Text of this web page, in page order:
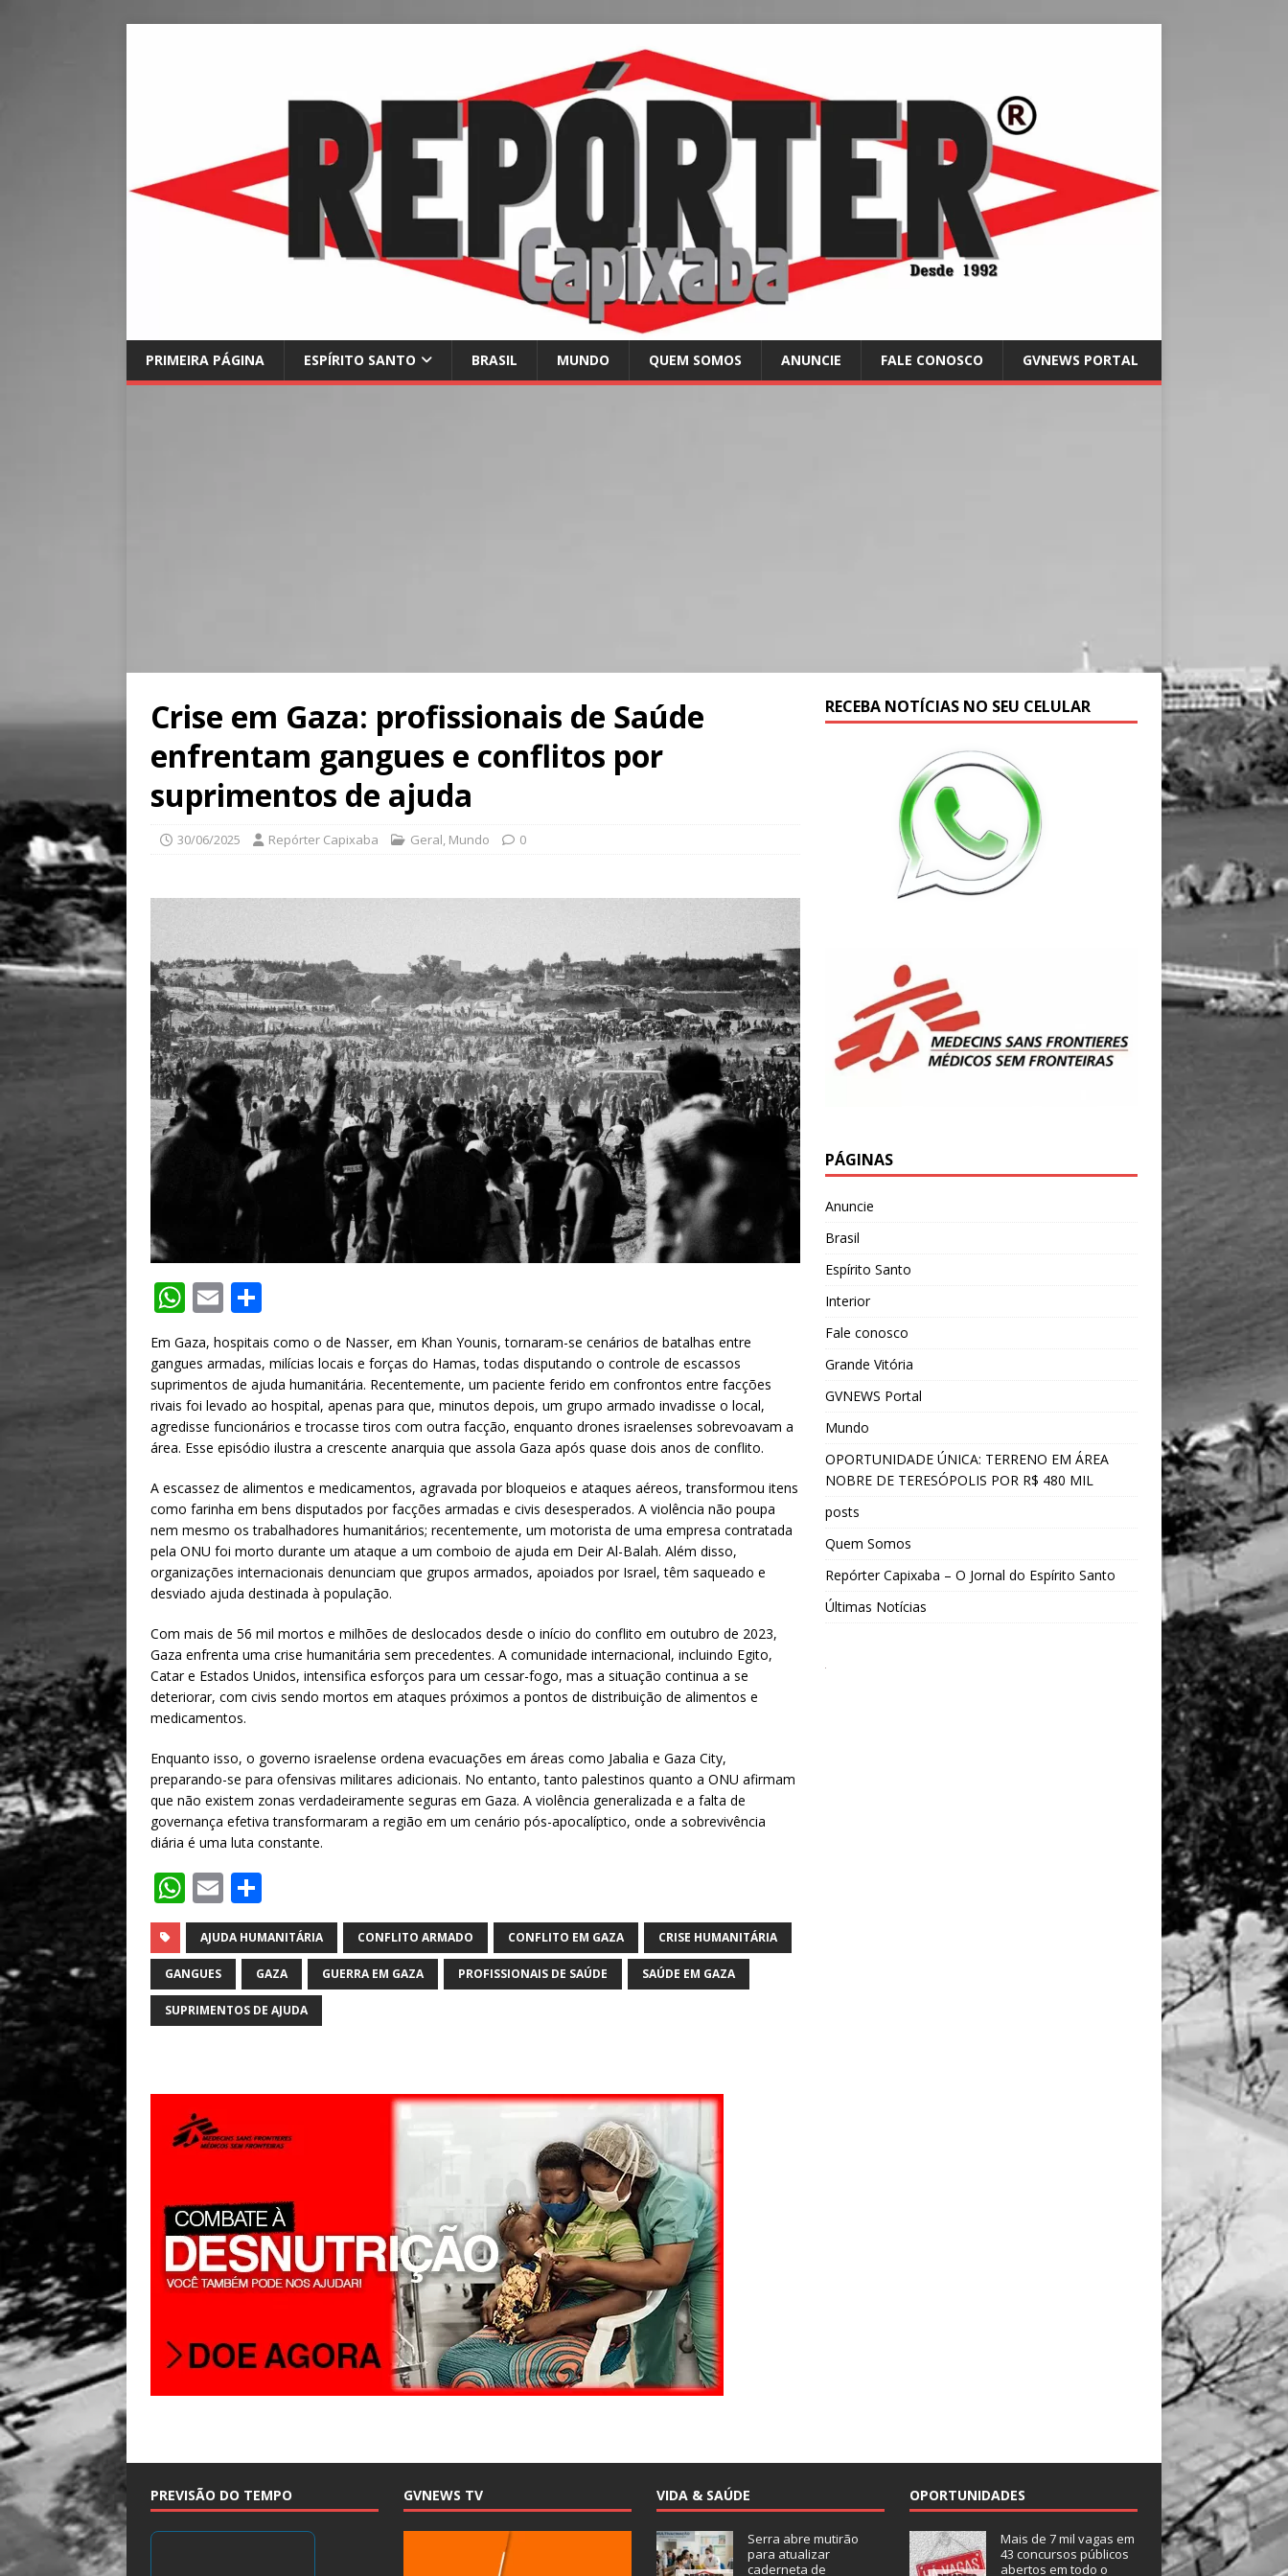
PRIMEIRA PÁGINA ESPÍRITO SANTO BRASIL MUNDO QUEM SOMOS ANUNCIE FALE CONOSCO GVNEWS PORTAL
Crise em Gaza: profissionais de Saúde
enfrentam gangues e conflitos por
suprimentos de ajuda
30/06/2025 Repórter Capixaba Geral, Mundo 0
W
at
s
A
p
p
E
m
ai
l
ar
e
Em Gaza, hospitais como o de Nasser, em Khan Younis, tornaram-se cenários de batalhas entre
gangues armadas, milícias locais e forças do Hamas, todas disputando o controle de escassos
suprimentos de ajuda humanitária. Recentemente, um paciente ferido em confrontos entre facções
rivais foi levado ao hospital, apenas para que, minutos depois, um grupo armado invadisse o local,
agredisse funcionários e trocasse tiros com outra facção, enquanto drones israelenses sobrevoavam a
área. Esse episódio ilustra a crescente anarquia que assola Gaza após quase dois anos de conflito.
A escassez de alimentos e medicamentos, agravada por bloqueios e ataques aéreos, transformou itens
como farinha em bens disputados por facções armadas e civis desesperados. A violência não poupa
nem mesmo os trabalhadores humanitários; recentemente, um motorista de uma empresa contratada
pela ONU foi morto durante um ataque a um comboio de ajuda em Deir Al-Balah. Além disso,
organizações internacionais denunciam que grupos armados, apoiados por Israel, têm saqueado e
desviado ajuda destinada à população.
Com mais de 56 mil mortos e milhões de deslocados desde o início do conflito em outubro de 2023,
Gaza enfrenta uma crise humanitária sem precedentes. A comunidade internacional, incluindo Egito,
Catar e Estados Unidos, intensifica esforços para um cessar-fogo, mas a situação continua a se
deteriorar, com civis sendo mortos em ataques próximos a pontos de distribuição de alimentos e
medicamentos.
Enquanto isso, o governo israelense ordena evacuações em áreas como Jabalia e Gaza City,
preparando-se para ofensivas militares adicionais. No entanto, tanto palestinos quanto a ONU afirmam
que não existem zonas verdadeiramente seguras em Gaza. A violência generalizada e a falta de
governança efetiva transformaram a região em um cenário pós-apocalíptico, onde a sobrevivência
diária é uma luta constante.
W
h
at
s
A
E
m
ai
l
h
ar
e
AJUDA HUMANITÁRIA CONFLITO ARMADO CONFLITO EM GAZA CRISE HUMANITÁRIA
GANGUES GAZA GUERRA EM GAZA PROFISSIONAIS DE SAÚDE SAÚDE EM GAZA
SUPRIMENTOS DE AJUDA
RECEBA NOTÍCIAS NO SEU CELULAR
PÁGINAS
Anuncie
Brasil
Espírito Santo
Interior
Fale conosco
Grande Vitória
GVNEWS Portal
Mundo
OPORTUNIDADE ÚNICA: TERRENO EM ÁREA
NOBRE DE TERESÓPOLIS POR R$ 480 MIL
posts
Quem Somos
Repórter Capixaba – O Jornal do Espírito Santo
Últimas Notícias
PREVISÃO DO TEMPO GVNEWS TV VIDA & SAÚDE
Serra abre mutirão
para atualizar
caderneta de
OPORTUNIDADES
Mais de 7 mil vagas em
43 concursos públicos
abertos em todo o